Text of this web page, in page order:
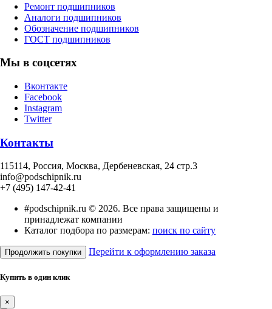
Ремонт подшипников
Аналоги подшипников
Обозначение подшипников
ГОСТ подшипников
Мы в соцсетях
Вконтакте
Facebook
Instagram
Twitter
Контакты
115114, Россия, Москва, Дербеневская, 24 стр.3
info@podschipnik.ru
+7 (495) 147-42-41
#podschipnik.ru © 2026. Все права защищены и
принадлежат компании
Каталог подбора по размерам: поиск по сайту
Продолжить покупки Перейти к оформлению заказа
Купить в один клик
×